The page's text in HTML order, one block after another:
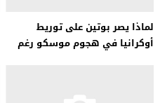
لماذا يصر بوتين على توريط
أوكرانيا في هجوم موسكو رغم